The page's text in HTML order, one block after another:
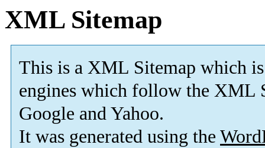
XML Sitemap
This is a XML Sitemap which is
engines which follow the XML
Google and Yahoo.
It was generated using the